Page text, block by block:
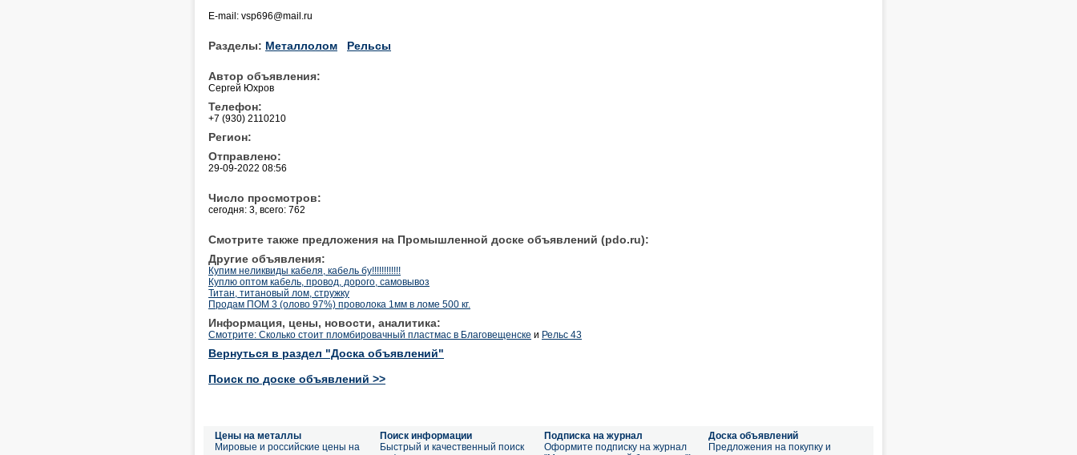
E-mail: vsp696@mail.ru
Разделы: Металлолом Рельсы
Автор объявления:
Сергей Юхров
Телефон:
+7 (930) 2110210
Регион:
Отправлено:
29-09-2022 08:56
Число просмотров:
сегодня: 3, всего: 762
Смотрите также предложения на Промышленной доске объявлений (pdo.ru):
Другие объявления:
Купим неликвиды кабеля, кабель бу!!!!!!!!!!!!
Куплю оптом кабель, провод, дорого, самовывоз
Титан, титановый лом, стружку
Продам ПОМ 3 (олово 97%) проволока 1мм в ломе 500 кг.
Информация, цены, новости, аналитика:
Смотрите: Сколько стоит пломбировачный пластмас в Благовещенске и Рельс 43
Вернуться в раздел "Доска объявлений"
Поиск по доске объявлений >>
Цены на металлы
Мировые и российские цены на
Поиск информации
Быстрый и качественный поиск
Подписка на журнал
Оформите подписку на журнал
Доска объявлений
Предложения на покупку и